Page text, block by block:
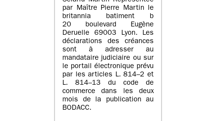
par Maître Pierre Martin le
britannia batiment b
20 boulevard Eugène
Deruelle 69003 Lyon. Les
déclarations des créances
sont à adresser au
mandataire judiciaire ou sur
le portail électronique prévu
par les articles L. 814–2 et
L. 814–13 du code de
commerce dans les deux
mois de la publication au
BODACC.